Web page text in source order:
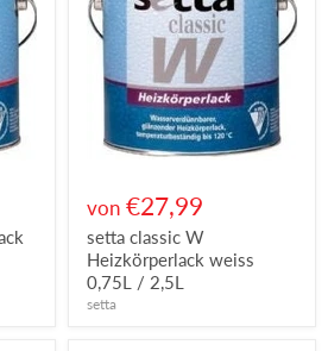
von €27,99
setta classic W
Heizkörperlack weiss
0,75L / 2,5L
setta